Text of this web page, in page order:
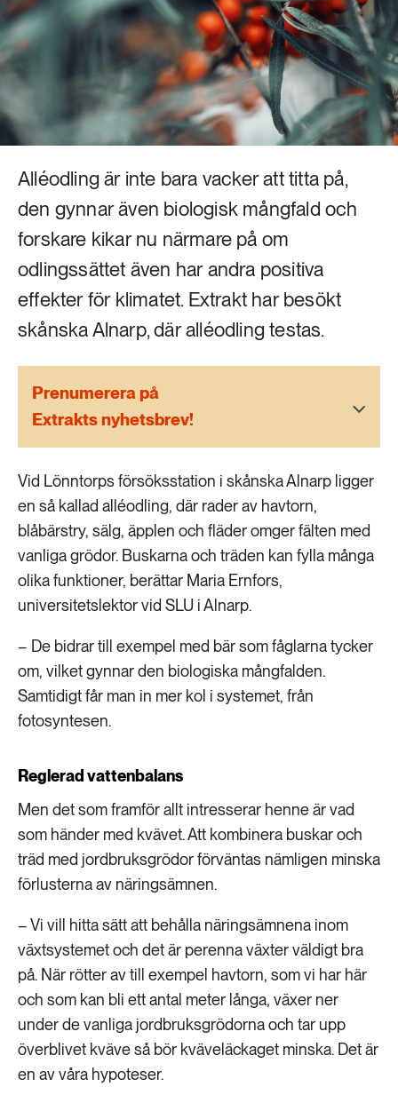
Mat & jordbruk
Skog
Social hållbarhet
Transport
Vatten
939 ARTIKLAR
Livsstil & konsumtion
612 ARTIKLAR
Mat & jordbruk
262 ARTIKLAR
Skog
360 ARTIKLAR
Transport
473 ARTIKLAR
Vatten
Alléodling är inte bara vacker att titta på,
den gynnar även biologisk mångfald och
forskare kikar nu närmare på om
odlingssättet även har andra positiva
effekter för klimatet. Extrakt har besökt
skånska Alnarp, där alléodling testas.
Prenumerera på
Extrakts nyhetsbrev!
Vid Lönntorps försöksstation i skånska Alnarp ligger
en så kallad alléodling, där rader av havtorn,
blåbärstry, sälg, äpplen och fläder omger fälten med
vanliga grödor. Buskarna och träden kan fylla många
olika funktioner, berättar Maria Ernfors,
universitetslektor vid SLU i Alnarp.
– De bidrar till exempel med bär som fåglarna tycker
om, vilket gynnar den biologiska mångfalden.
Samtidigt får man in mer kol i systemet, från
fotosyntesen.
Reglerad vattenbalans
Men det som framför allt intresserar henne är vad
som händer med kvävet. Att kombinera buskar och
träd med jordbruksgrödor förväntas nämligen minska
förlusterna av näringsämnen.
– Vi vill hitta sätt att behålla näringsämnena inom
växtsystemet och det är perenna växter väldigt bra
på. När rötter av till exempel havtorn, som vi har här
och som kan bli ett antal meter långa, växer ner
under de vanliga jordbruksgrödorna och tar upp
överblivet kväve så bör kväveläckaget minska. Det är
en av våra hypoteser.